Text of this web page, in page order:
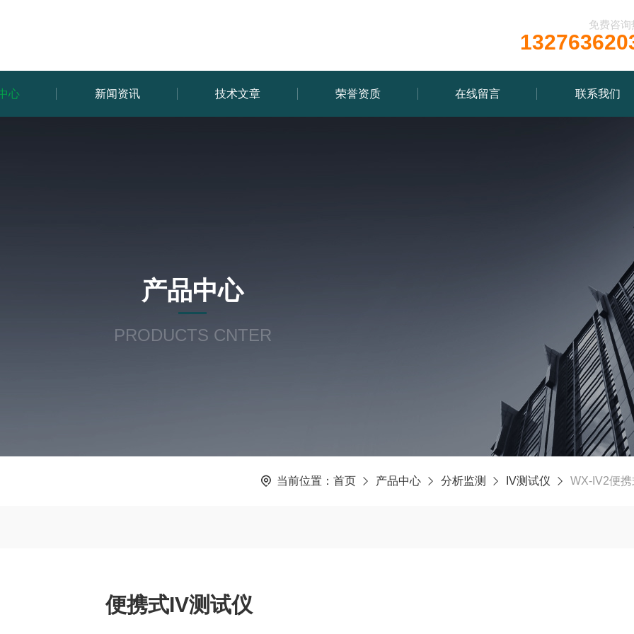
免费咨询
心 新闻资讯 技术文章 荣誉资质 在线留言 联系我们
产品中心
PRODUCTS CNTER
当前位置： 首页 产品中心 分析监测 IV测试仪 WX-IV2便
便携式IV测试仪